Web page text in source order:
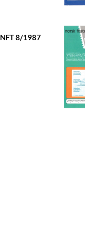
NFT 8/1987